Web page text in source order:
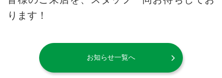
ります！
お知らせ一覧へ